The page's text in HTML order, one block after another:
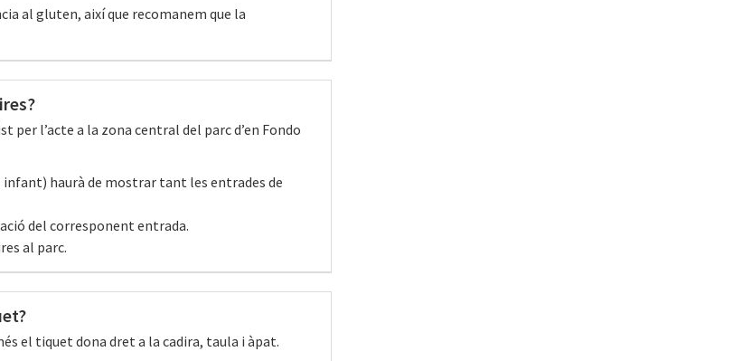
al gluten, així que recomanem que la
per l’acte a la zona central del parc d’en Fondo
infant) haurà de mostrar tant les entrades de
del corresponent entrada.
al parc.
el tiquet dona dret a la cadira, taula i àpat.